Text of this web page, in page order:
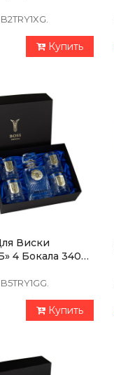
Золото,
B2TRY1XG.
Купить
Виски
4 Бокала 340
С Позолотой,
B5TRY1GG.
Купить